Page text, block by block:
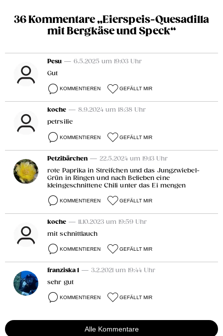
36 Kommentare „Eierspeis-Quesadilla
mit Bergkäse und Speck“
Pesu — 6.5.2025 um 19:03 Uhr
Gut
KOMMENTIEREN GEFÄLLT MIR
koche — 8.9.2024 um 18:38 Uhr
petrsilie
KOMMENTIEREN GEFÄLLT MIR
Petzibärchen — 22.5.2024 um 19:13 Uhr
rote Paprika in Streifchen und das Jungzwiebel-
Grün in Ringen und nach Belieben eine
kleingeschnittene Chili unter das Ei mengen
KOMMENTIEREN GEFÄLLT MIR
koche — 11.10.2023 um 19:59 Uhr
mit schnittlauch
KOMMENTIEREN GEFÄLLT MIR
franziska 1 — 3.2.2021 um 19:44 Uhr
sehr gut
KOMMENTIEREN GEFÄLLT MIR
Alle Kommentare